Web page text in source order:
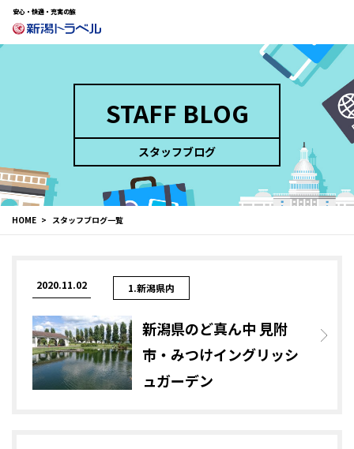
安心・快適・充実の旅
STAFF BLOG
スタッフブログ
HOME スタッフブログ一覧
2020.11.02 1.新潟県内
新潟県のど真ん中 見附
市・みつけイングリッシ
ュガーデン